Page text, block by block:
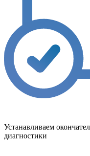
Устанавливаем
диагностики